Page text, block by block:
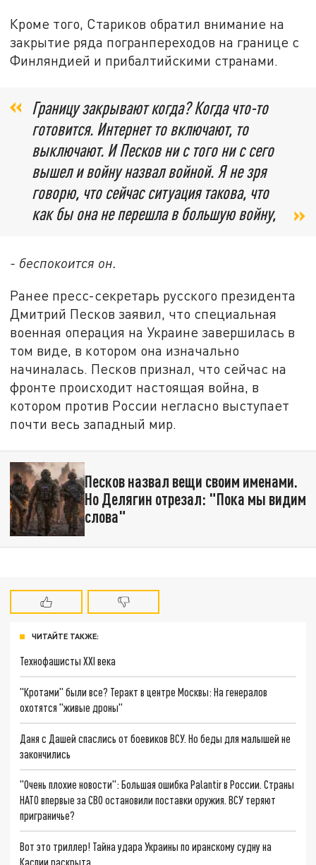
Кроме того, Стариков обратил внимание на
закрытие ряда погранпереходов на границе с
Финляндией и прибалтийскими странами.
Границу закрывают когда? Когда что-то
готовится. Интернет то включают, то
выключают. И Песков ни с того ни с сего
вышел и войну назвал войной. Я не зря
говорю, что сейчас ситуация такова, что
как бы она не перешла в большую войну,
- беспокоится он.
Ранее пресс-секретарь русского президента
Дмитрий Песков заявил, что специальная
военная операция на Украине завершилась в
том виде, в котором она изначально
начиналась. Песков признал, что сейчас на
фронте происходит настоящая война, в
котором против России негласно выступает
почти весь западный мир.
Песков назвал вещи своим именами.
Но Делягин отрезал: "Пока мы видим
слова"
ЧИТАЙТЕ ТАКЖЕ:
Технофашисты XXI века
"Кротами" были все? Теракт в центре Москвы: На генералов
охотятся "живые дроны"
Даня с Дашей спаслись от боевиков ВСУ. Но беды для малышей не
закончились
"Очень плохие новости": Большая ошибка Palantir в России. Страны
НАТО впервые за СВО остановили поставки оружия. ВСУ теряют
приграничье?
Вот это триллер! Тайна удара Украины по иранскому судну на
Каспии раскрыта